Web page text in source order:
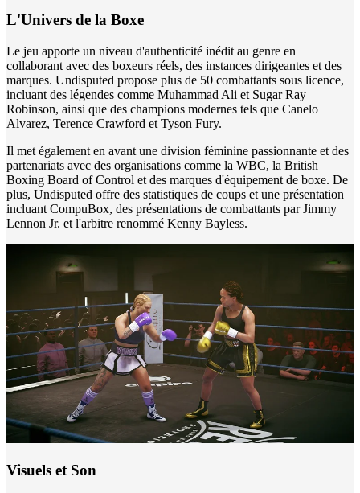
L'Univers de la Boxe
Le jeu apporte un niveau d'authenticité inédit au genre en
collaborant avec des boxeurs réels, des instances dirigeantes et des
marques. Undisputed propose plus de 50 combattants sous licence,
incluant des légendes comme Muhammad Ali et Sugar Ray
Robinson, ainsi que des champions modernes tels que Canelo
Alvarez, Terence Crawford et Tyson Fury.
Il met également en avant une division féminine passionnante et des
partenariats avec des organisations comme la WBC, la British
Boxing Board of Control et des marques d'équipement de boxe. De
plus, Undisputed offre des statistiques de coups et une présentation
incluant CompuBox, des présentations de combattants par Jimmy
Lennon Jr. et l'arbitre renommé Kenny Bayless.
Visuels et Son